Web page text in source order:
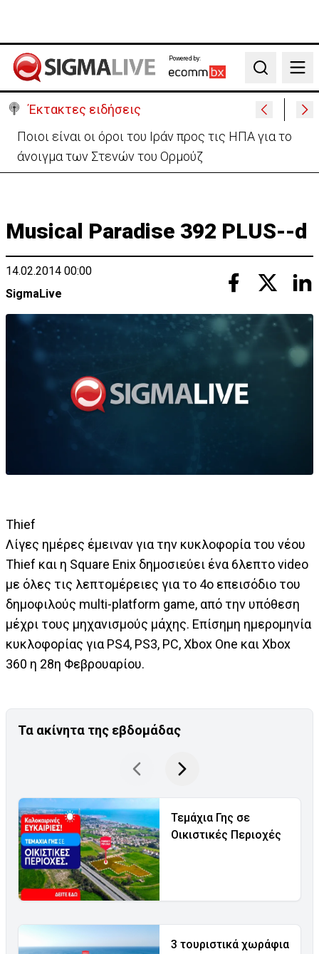
Powered by:
Search
Έκτακτες ειδήσεις
Υψηλές οι θερμοκρασίες με αυξημένη υγρασία
-«Στα παράλια είναι δύσκολα»
Musical Paradise 392 PLUS--d
14.02.2014 00:00
SigmaLive
Thief
Λίγες ημέρες έμειναν για την κυκλοφορία του νέου
Thief και η Square Enix δημοσιεύει ένα 6λεπτο video
με όλες τις λεπτομέρειες για το 4ο επεισόδιο του
δημοφιλούς multi-platform game, από την υπόθεση
μέχρι τους μηχανισμούς μάχης. Επίσημη ημερομηνία
κυκλοφορίας για PS4, PS3, PC, Xbox One και Xbox
360 η 28η Φεβρουαρίου.
Τα ακίνητα της εβδομάδας
Τεμάχια Γης σε
Οικιστικές Περιοχές
3 τουριστικά χωράφια